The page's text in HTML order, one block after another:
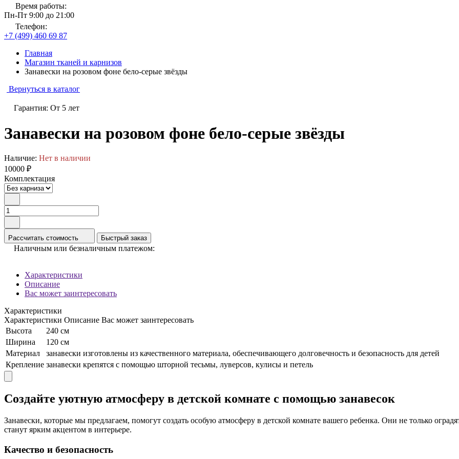
Время работы:
Пн-Пт 9:00 до 21:00
Телефон:
+7 (499) 460 69 87
Главная
Магазин тканей и карнизов
Занавески на розовом фоне бело-серые звёзды
Вернуться в каталог
Гарантия: От 5 лет
Занавески на розовом фоне бело-серые звёзды
Наличие: Нет в наличии
10000 ₽
Комплектация
Рассчитать стоимость Быстрый заказ
Наличным или безналичным платежом:
Характеристики
Описание
Вас может заинтересовать
Характеристики
Характеристики Описание Вас может заинтересовать
Высота
240 см
Ширина
120 см
Материал
занавески изготовлены из качественного материала, обеспечивающего долговечность и безопасность для детей
Крепление занавески крепятся с помощью шторной тесьмы, луверсов, кулисы и петель
Создайте уютную атмосферу в детской комнате с помощью занавесок
Занавески, которые мы предлагаем, помогут создать особую атмосферу в детской комнате вашего ребенка. Они не только
станут ярким акцентом в интерьере.
Качество и безопасность